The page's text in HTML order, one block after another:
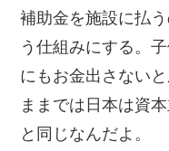
補助金を施設に払
う仕組みにする。
にもお金出さない
ままでは日本は資
と同じなんだよ。